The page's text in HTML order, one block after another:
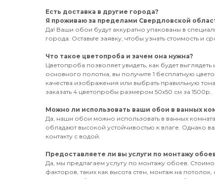
Есть доставка в другие города?
Я проживаю за пределами Свердловской
Да! Ваши обои будут аккуратно упакованы в
города. Оставьте заявку, чтобы узнать стоимость и
Что такое цветопроба и зачем она нужна?
Цветопроба позволяет увидеть, как будет
основного полотна, вы получите 1 бесплатную
качества изображения или выбрать правильную
заказать 4 цветопробы размером 50х50 см за 1500р.
Можно ли использовать ваши обои в ванных
Да, наши обои можно использовать в ванных
обладают высокой устойчивостью к влаге. Однако
контакту с водой.
Предоставляете ли вы услуги по монтажу
Да, мы предлагаем услугу по монтажу обоев.
факторов, таких как высота стен, монтаж на